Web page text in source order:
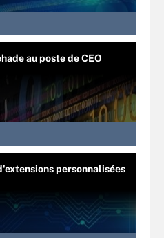
au poste de CEO
personnalisées